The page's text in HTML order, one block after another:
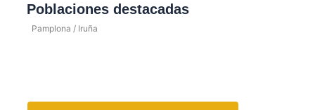
Poblaciones destacadas
Pamplona / Iruña